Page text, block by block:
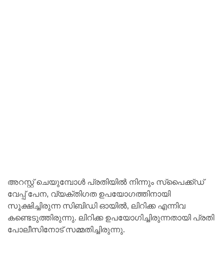
അറസ്റ്റ് ചെയുമ്പോള്‍ പ്രതിയില്‍ നിന്നും സ്‌പൈക്ക്ഡ്
വേപ്പ് പേന, വ്യക്തിഗത ഉപയോഗത്തിനായി
സൂക്ഷിച്ചിരുന്ന സിബിഡി ഓയില്‍, ലിറിക്ക എന്നിവ
കണ്ടെടുത്തിരുന്നു. ലിറിക്ക ഉപയോഗിച്ചിരുന്നതായി പ്രതി
പോലീസിനോട് സമ്മതിച്ചിരുന്നു.